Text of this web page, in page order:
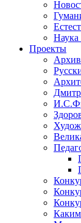
Наука
Проекты